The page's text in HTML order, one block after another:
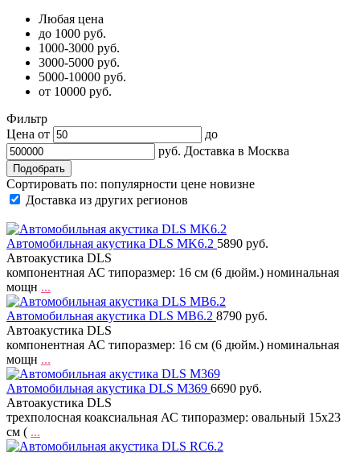
Любая цена
до 1000 руб.
1000-3000 руб.
3000-5000 руб.
5000-10000 руб.
от 10000 руб.
Фильтр
Цена от
до
руб. Доставка в Москва
Сортировать по: популярности цене новизне
Доставка из других регионов
Автомобильная акустика DLS MK6.2 5890 руб.
Автоакустика DLS
компонентная АС типоразмер: 16 см (6 дюйм.) номинальная
мощн ...
Автомобильная акустика DLS MB6.2 8790 руб.
Автоакустика DLS
компонентная АС типоразмер: 16 см (6 дюйм.) номинальная
мощн ...
Автомобильная акустика DLS M369 6690 руб.
Автоакустика DLS
трехполосная коаксиальная АС типоразмер: овальный 15x23
см ( ...